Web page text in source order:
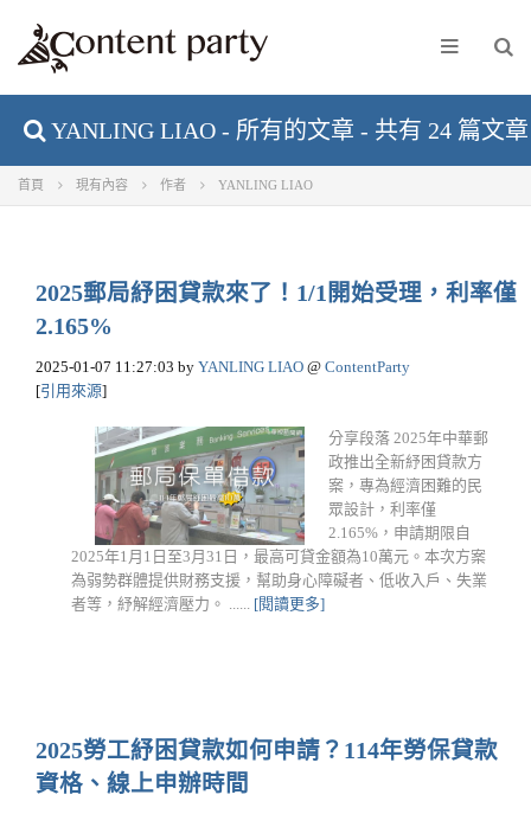
YANLING LIAO - 所有的文章 - 共有 24 篇文章
首頁 現有內容 作者 YANLING LIAO
2025郵局紓困貸款來了！1/1開始受理，利率僅
2.165%
2025-01-07 11:27:03 by YANLING LIAO @ ContentParty
[引用來源]
分享段落 2025年中華郵
政推出全新紓困貸款方
案，專為經濟困難的民
眾設計，利率僅
2.165%，申請期限自
2025年1月1日至3月31日，最高可貸金額為10萬元。本次方案
為弱勢群體提供財務支援，幫助身心障礙者、低收入戶、失業
者等，紓解經濟壓力。 ...... [閱讀更多]
2025勞工紓困貸款如何申請？114年勞保貸款
資格、線上申辦時間